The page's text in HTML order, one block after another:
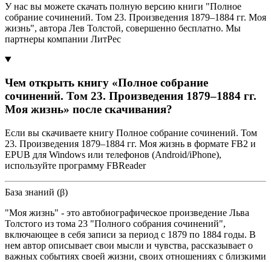
У нас вы можете скачать полную версию книги "Полное
собрание сочинений. Том 23. Произведения 1879–1884 гг. Моя
жизнь", автора Лев Толстой, совершенно бесплатно. Мы
партнеры компании ЛитРес
Чем открыть книгу «Полное собрание
сочинений. Том 23. Произведения 1879–1884 гг.
Моя жизнь» после скачивания?
Если вы скачиваете книгу Полное собрание сочинений. Том
23. Произведения 1879–1884 гг. Моя жизнь в формате FB2 и
EPUB для Windows или телефонов (Android/iPhone),
используйте программу FBReader
База знаний (β)
"Моя жизнь" - это автобиографическое произведение Льва
Толстого из тома 23 "Полного собрания сочинений",
включающее в себя записи за период с 1879 по 1884 годы. В
нем автор описывает свои мысли и чувства, рассказывает о
важных событиях своей жизни, своих отношениях с близкими